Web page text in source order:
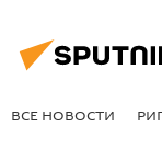
ВСЕ НОВОСТИ